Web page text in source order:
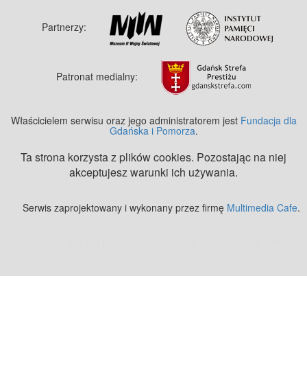
Partnerzy:
Patronat medialny:
Właścicielem serwisu oraz jego administratorem jest Fundacja dla
Gdańska i Pomorza.
Ta strona korzysta z plików cookies. Pozostając na niej
akceptujesz warunki ich używania.
Serwis zaprojektowany i wykonany przez firmę Multimedia Cafe.